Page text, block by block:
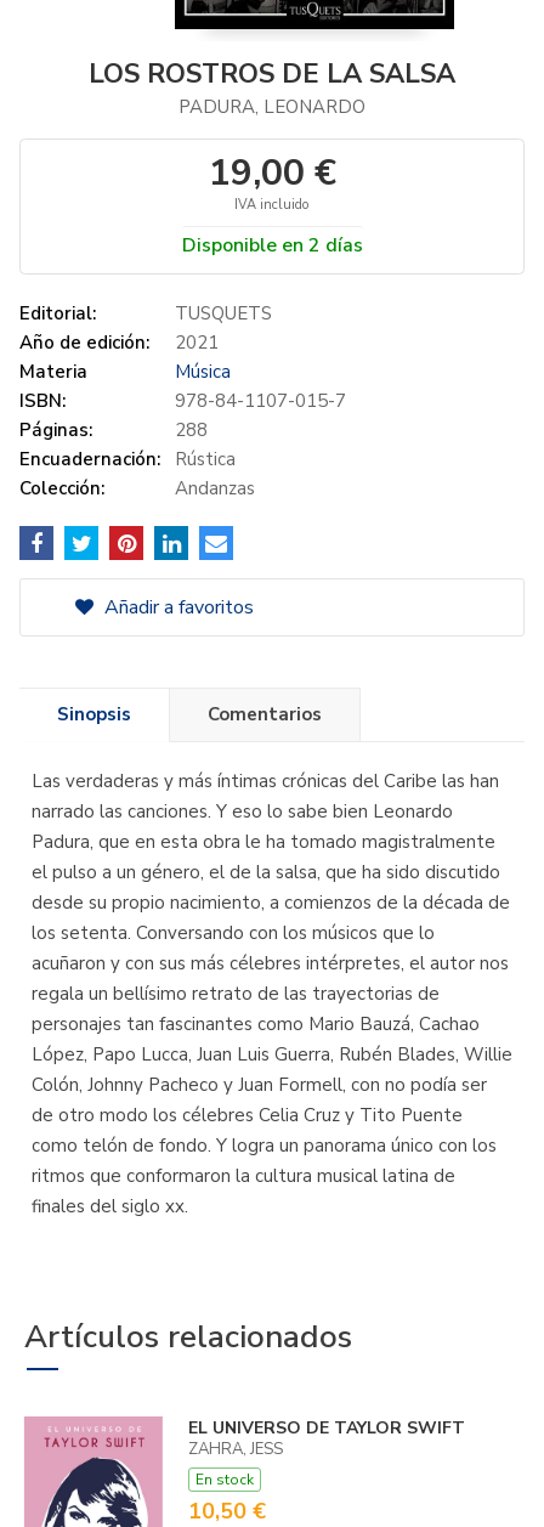
LOS ROSTROS DE LA SALSA
PADURA, LEONARDO
19,00 €
IVA incluido
Disponible en 2 días
Editorial:
TUSQUETS
Año de edición:
2021
Materia
Música
ISBN:
978-84-1107-015-7
Páginas:
288
Encuadernación:
Rústica
Colección:
Andanzas
Añadir a favoritos
Sinopsis Comentarios
Las verdaderas y más íntimas crónicas del Caribe las han
narrado las canciones. Y eso lo sabe bien Leonardo
Padura, que en esta obra le ha tomado magistralmente
el pulso a un género, el de la salsa, que ha sido discutido
desde su propio nacimiento, a comienzos de la década de
los setenta. Conversando con los músicos que lo
acuñaron y con sus más célebres intérpretes, el autor nos
regala un bellísimo retrato de las trayectorias de
personajes tan fascinantes como Mario Bauzá, Cachao
López, Papo Lucca, Juan Luis Guerra, Rubén Blades, Willie
Colón, Johnny Pacheco y Juan Formell, con no podía ser
de otro modo los célebres Celia Cruz y Tito Puente
como telón de fondo. Y logra un panorama único con los
ritmos que conformaron la cultura musical latina de
finales del siglo xx.
Artículos relacionados
EL UNIVERSO DE TAYLOR SWIFT
ZAHRA, JESS
En stock
10,50 €